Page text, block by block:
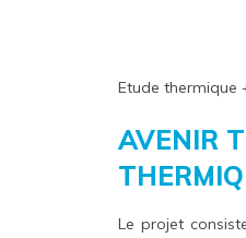
Etude thermique
AVENIR
Le projet